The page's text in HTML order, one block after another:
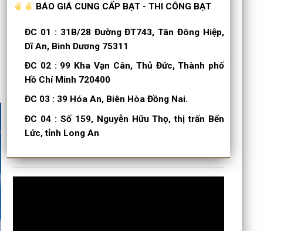
BÁO GIÁ CUNG CẤP BẠT - THI CÔNG BẠT
ĐC 01 : 31B/28 Đường ĐT743, Tân Đông Hiệp,
Dĩ An, Bình Dương 75311
ĐC 02: 99 Kha Vạn Cân, Thủ Đức, Thành phố
Hồ Chí Minh 720400
ĐC 03 : 39 Hóa An, Biên Hòa Đồng Nai.
ĐC 04 : Số 159, Nguyễn Hữu Thọ, thị trấn Bến
Lức, tỉnh Long An